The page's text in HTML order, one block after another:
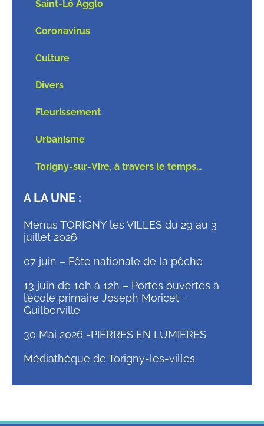
Saint-Lô Agglo
Coronavirus
Culture
Divers
Fleurissement
Urbanisme
Torigny-sur-Vire, à travers le temps…
A LA UNE :
Menus TORIGNY les VILLES du 29 au 3
juillet 2026
07 juin – Fête nationale de la pêche
13 juin de 10h à 12h – Portes ouvertes à
l’école primaire Joseph Moricet –
Guilberville
30 Mai 2026 -PIERRES EN LUMIERES
Médiathèque de Torigny-les-villes